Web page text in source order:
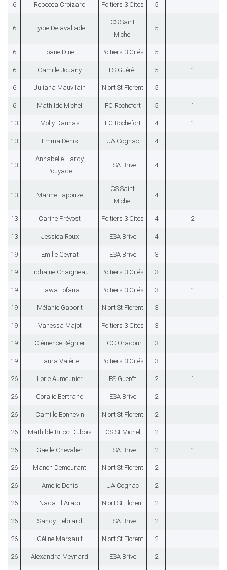
6 Rebecca Croizard Poitiers 3 Cités 5
6 Lydie Delavallade
CS Saint
Michel
5
6 Loane Dinet Poitiers 3 Cités 5
6 Camille Jouany ES Guérêt 5 1
6 Juliana Mauvilain Niort St Florent 5
6 Mathilde Michel FC Rochefort 5 1
13 Molly Daunas FC Rochefort 4 1
13 Emma Denis UA Cognac 4
13
Annabelle Hardy
Pouyade
ESA Brive 4
13 Marine Lapouze
CS Saint
Michel
4
13 Carine Prévost Poitiers 3 Cités 4 2
13 Jessica Roux ESA Brive 4
19 Emilie Ceyrat ESA Brive 3
19 Tiphaine Chaigneau Poitiers 3 Cités 3
19 Hawa Fofana Poitiers 3 Cités 3 1
19 Mélanie Gaborit Niort St Florent 3
19 Vanessa Majot Poitiers 3 Cités 3
19 Clémence Régnier FCC Oradour 3
19 Laura Valérie Poitiers 3 Cités 3
26 Lorie Aumeunier ES Guerêt 2 1
26 Coralie Bertrand ESA Brive 2
26 Camille Bonnevin Niort St Florent 2
26 Mathilde Bricq Dubois CS St Michel 2
26 Gaëlle Chevalier ESA Brive 2 1
26 Manon Demeurant Niort St Florent 2
26 Amélie Denis UA Cognac 2
26 Nada El Arabi Niort St Florent 2
26 Sandy Hebrard ESA Brive 2
26 Céline Marsault Niort St Florent 2
26 Alexandra Meynard ESA Brive 2